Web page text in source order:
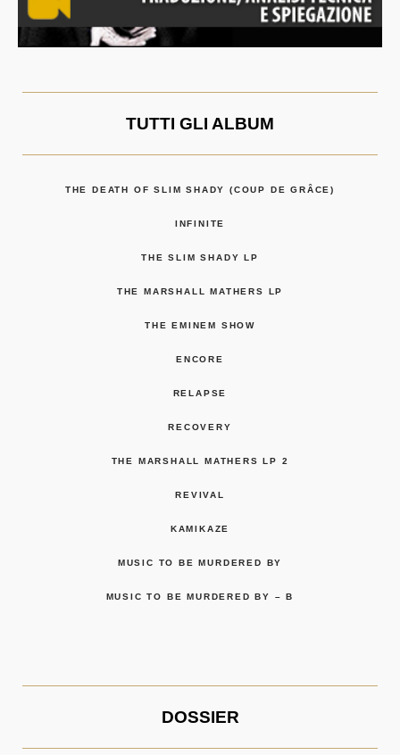
TUTTI GLI ALBUM
THE DEATH OF SLIM SHADY (COUP DE GRÂCE)
INFINITE
THE SLIM SHADY LP
THE MARSHALL MATHERS LP
THE EMINEM SHOW
ENCORE
RELAPSE
RECOVERY
THE MARSHALL MATHERS LP 2
REVIVAL
KAMIKAZE
MUSIC TO BE MURDERED BY
MUSIC TO BE MURDERED BY – B
DOSSIER